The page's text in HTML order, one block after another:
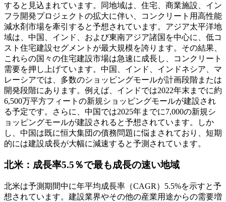
すると見込まれています。同地域は、住宅、商業施設、イン
フラ開発プロジェクトの拡大に​​伴い、コンクリート用高性能
減水剤市場を牽引すると予想されています。アジア太平洋地
域は、中国、インド、および東南アジア諸国を中心に、低コ
スト住宅建設セグメントが最大規模を誇ります。その結果、
これらの国々の住宅建設市場は急速に成長し、コンクリート
需要を押し上げています。中国、インド、インドネシア、マ
レーシアでは、多数のショッピングモールが計画段階または
開発段階にあります。例えば、インドでは2022年末までに約
6,500万平方フィートの新規ショッピングモールが建設され
る予定です。さらに、中国では2025年までに7,000の新規シ
ョッピングモールが建設されると予想されています。しか
し、中国は既に恒大集団の債務問題に悩まされており、短期
的には建設成長が大幅に減速すると予測されています。
北米：成長率5.5％で最も成長の速い地域
北米は予測期間中に年平均成長率（CAGR）5.5%を示すと予
想されています。建設業界やその他の産業用途からの需要増